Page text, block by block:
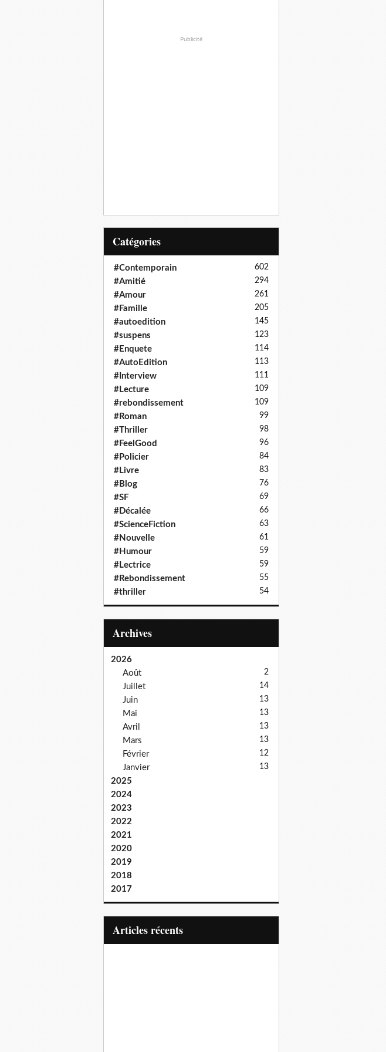
Publicité
Catégories
#Contemporain 602
#Amitié 294
#Amour 261
#Famille 205
#autoedition 145
#suspens 123
#Enquete 114
#AutoEdition 113
#Interview 111
#Lecture 109
#rebondissement 109
#Roman 99
#Thriller 98
#FeelGood 96
#Policier 84
#Livre 83
#Blog 76
#SF 69
#Décalée 66
#ScienceFiction 63
#Nouvelle 61
#Humour 59
#Lectrice 59
#Rebondissement 55
#thriller 54
Archives
2026
Août
2
Juillet 14
Juin 13
Mai 13
Avril 13
Mars 13
Février 12
Janvier 13
2025
2024
2023
2022
2021
2020
2019
2018
2017
articles récents